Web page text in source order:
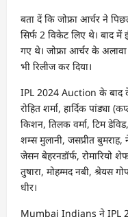
बता दें कि जोफ्रा आर्चर ने
सिर्फ 2 विकेट लिए थे। बाद
गए थे। जोफ्रा आर्चर के
भी रिलीज कर दिया।
IPL 2024 Auction के बाद
रोहित शर्मा, हार्दिक पांड्या
किशन, तिलक वर्मा, टिम
शम्स मुलानी, जसप्रीत
जेसन बेहरनडॉर्फ, रोमारियो
तुषारा, मोहम्मद नबी, श्रेयस
धीर।
Mumbai Indians ने IPL